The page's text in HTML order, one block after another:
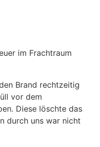
im Frachtraum
Brand rechtzeitig
vor dem
Diese löschte das
durch uns war nicht